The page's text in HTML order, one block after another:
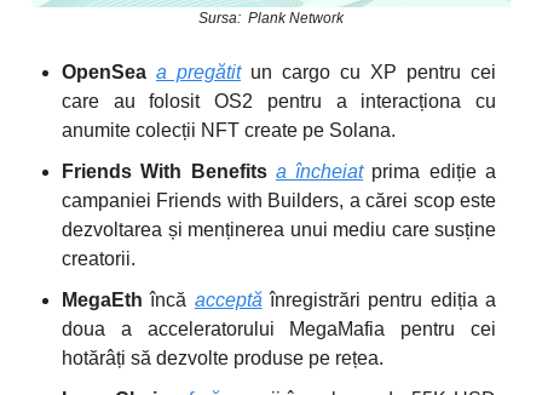
Sursa: Plank Network
OpenSea a pregătitun cargo cu XP pentru cei
care au folosit OS2 pentru a interacționa cu
anumite colecții NFT create pe Solana.
Friends With Benefits a încheiat prima ediție a
campaniei Friends with Builders, a cărei scop este
dezvoltarea și menținerea unui mediu care susține
creatorii.
MegaEth încă acceptă înregistrări pentru ediția a
doua a acceleratorului MegaMafia pentru cei
hotărâți să dezvolte produse pe rețea.